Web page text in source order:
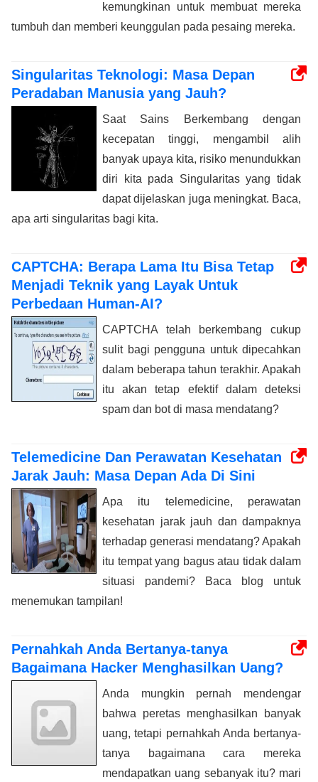
kemungkinan untuk membuat mereka
tumbuh dan memberi keunggulan pada pesaing mereka.
Singularitas Teknologi: Masa Depan
Peradaban Manusia yang Jauh?
Saat Sains Berkembang dengan
kecepatan tinggi, mengambil alih
banyak upaya kita, risiko menundukkan
diri kita pada Singularitas yang tidak
dapat dijelaskan juga meningkat. Baca,
apa arti singularitas bagi kita.
CAPTCHA: Berapa Lama Itu Bisa Tetap
Menjadi Teknik yang Layak Untuk
Perbedaan Human-AI?
CAPTCHA telah berkembang cukup
sulit bagi pengguna untuk dipecahkan
dalam beberapa tahun terakhir. Apakah
itu akan tetap efektif dalam deteksi
spam dan bot di masa mendatang?
Telemedicine Dan Perawatan Kesehatan
Jarak Jauh: Masa Depan Ada Di Sini
Apa itu telemedicine, perawatan
kesehatan jarak jauh dan dampaknya
terhadap generasi mendatang? Apakah
itu tempat yang bagus atau tidak dalam
situasi pandemi? Baca blog untuk
menemukan tampilan!
Pernahkah Anda Bertanya-tanya
Bagaimana Hacker Menghasilkan Uang?
Anda mungkin pernah mendengar
bahwa peretas menghasilkan banyak
uang, tetapi pernahkah Anda bertanya-
tanya bagaimana cara mereka
mendapatkan uang sebanyak itu? mari